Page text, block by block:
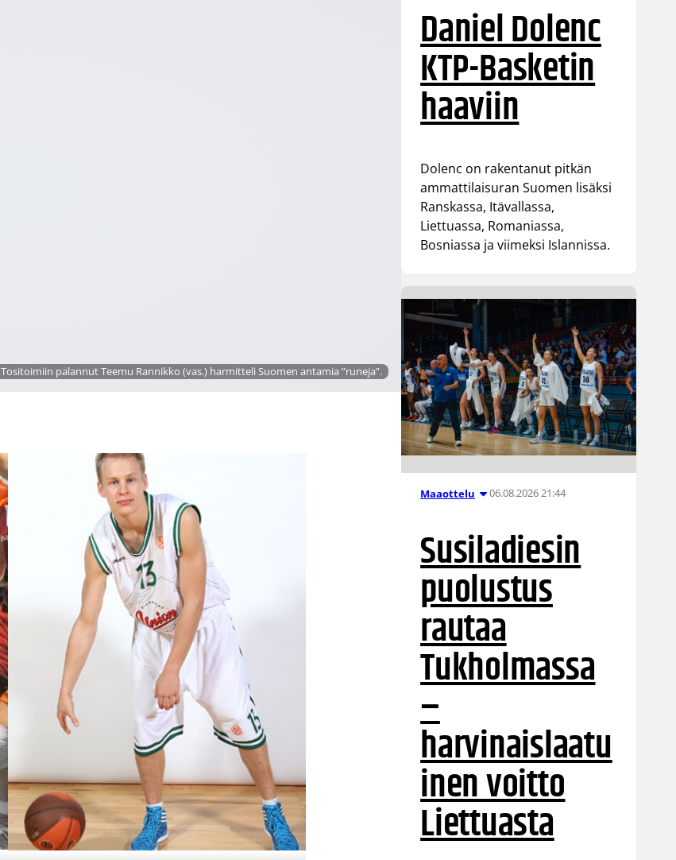
Tositoimiin palannut Teemu Rannikko (vas.) harmitteli Suomen antamia ”runeja”.
Daniel Dolenc
KTP-Basketin
haaviin
Dolenc on rakentanut pitkän
ammattilaisuran Suomen lisäksi
Ranskassa, Itävallassa,
Liettuassa, Romaniassa,
Bosniassa ja viimeksi Islannissa.
Maaottelu 06.08.2026 21:44
Susiladiesin
puolustus
rautaa
Tukholmassa
–
harvinaislaatu
inen voitto
Liettuasta